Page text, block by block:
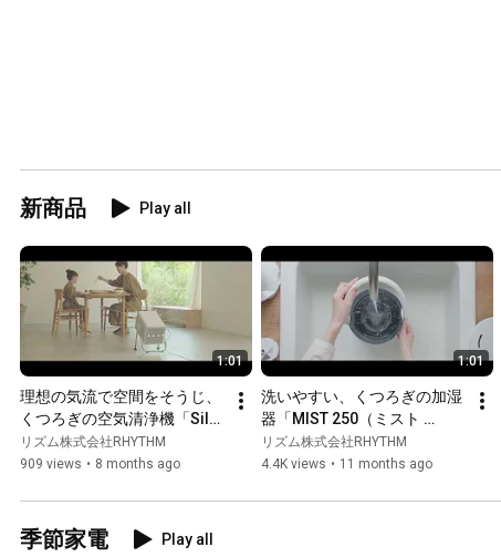
新商品 Play all
1:01
理想の気流で空間をそうじ、
くつろぎの空気清浄機「Silky
Wind Clean」　9YYA63RH
RHYTHM　リズム　（正式
リズム株式会社RHYTHM
909 views • 8 months ago
1:01
洗いやすい、くつろぎの加湿
器「MIST 250（ミスト
250）」9YYA64RH　リズ
ム　RHYTHM（60sec ver）
リズム株式会社RHYTHM
4.4K views • 11 months ago
季節家電
Play all